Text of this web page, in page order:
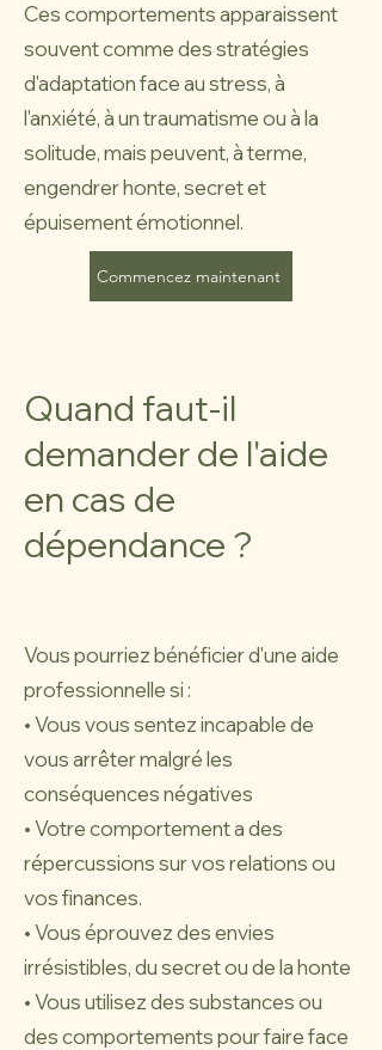
Ces comportements apparaissent
souvent comme des stratégies
d'adaptation face au stress, à
l'anxiété, à un traumatisme ou à la
solitude, mais peuvent, à terme,
engendrer honte, secret et
épuisement émotionnel.
Commencez maintenant
Quand faut-il
demander de l'aide
en cas de
dépendance ?
Vous pourriez bénéficier d'une aide
professionnelle si :
• Vous vous sentez incapable de
vous arrêter malgré les
conséquences négatives
• Votre comportement a des
répercussions sur vos relations ou
vos finances.
• Vous éprouvez des envies
irrésistibles, du secret ou de la honte
• Vous utilisez des substances ou
des comportements pour faire face